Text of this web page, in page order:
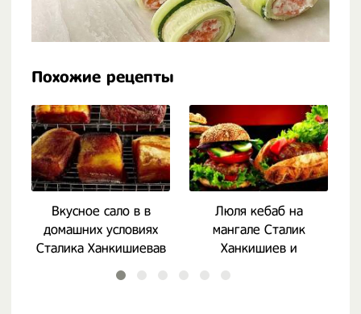
Похожие рецепты
Вкусное сало в в
домашних условиях
Сталика Ханкишиевав
Люля кебаб на
мангале Сталик
Ханкишиев и